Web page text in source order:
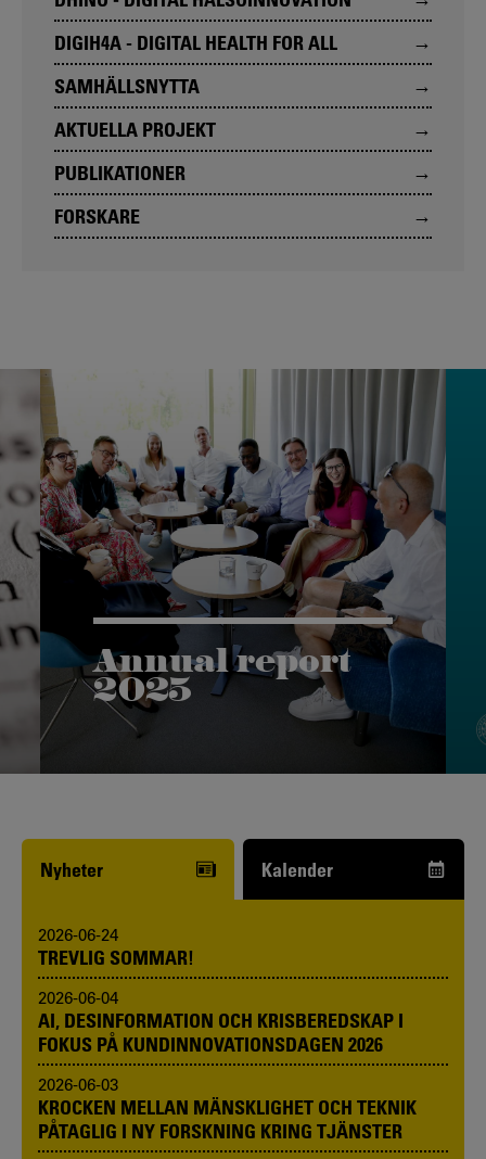
DIGIH4A - DIGITAL HEALTH FOR ALL
SAMHÄLLSNYTTA
AKTUELLA PROJEKT
PUBLIKATIONER
FORSKARE
Annual report
2025
Vår årsrapport ger dig en inblick i vår
Nyheter Kalender
2026-06-24
TREVLIG SOMMAR!
2026-06-04
AI, DESINFORMATION OCH KRISBEREDSKAP I
FOKUS PÅ KUNDINNOVATIONSDAGEN 2026
2026-06-03
KROCKEN MELLAN MÄNSKLIGHET OCH TEKNIK
PÅTAGLIG I NY FORSKNING KRING TJÄNSTER